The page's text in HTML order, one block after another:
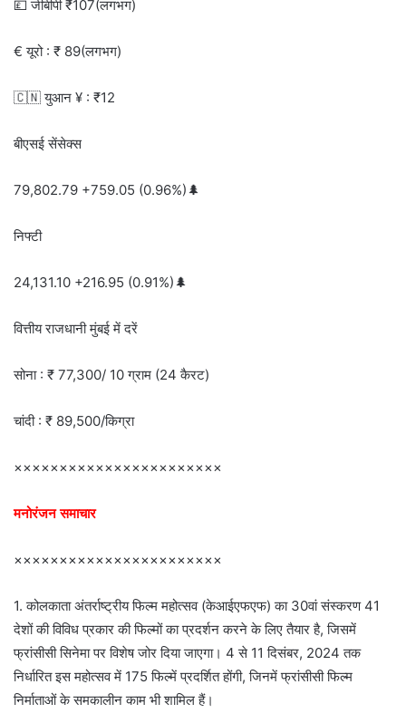
💷 जीबीपी ₹107(लगभग)
€ यूरो : ₹ 89(लगभग)
🇨🇳 युआन ¥ : ₹12
बीएसई सेंसेक्स
79,802.79 +759.05 (0.96%)🌲
निफ्टी
24,131.10 +216.95 (0.91%)🌲
वित्तीय राजधानी मुंबई में दरें
सोना : ₹ 77,300/ 10 ग्राम (24 कैरट)
चांदी : ₹ 89,500/किग्रा
×××××××××××××××××××××××
मनोरंजन समाचार
×××××××××××××××××××××××
1. कोलकाता अंतर्राष्ट्रीय फिल्म महोत्सव (केआईएफएफ) का 30वां संस्करण 41
देशों की विविध प्रकार की फिल्मों का प्रदर्शन करने के लिए तैयार है, जिसमें
फ्रांसीसी सिनेमा पर विशेष जोर दिया जाएगा। 4 से 11 दिसंबर, 2024 तक
निर्धारित इस महोत्सव में 175 फिल्में प्रदर्शित होंगी, जिनमें फ्रांसीसी फिल्म
निर्माताओं के समकालीन काम भी शामिल हैं।